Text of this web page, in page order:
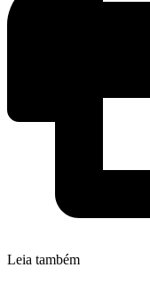
Leia também